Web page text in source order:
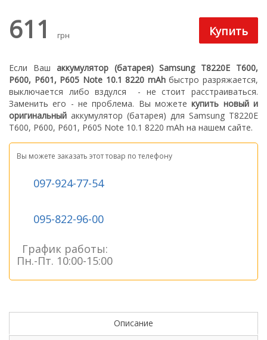
611 грн
Если Ваш аккумулятор (батарея) Samsung T8220E T600,
P600, P601, P605 Note 10.1 8220 mAhбыстро разряжается,
выключается либо вздулся
- не стоит расстраиваться.
Заменить его - не проблема. Вы можетекупить новый и
оригинальный аккумулятор (батарея) для Samsung T8220E
T600, P600, P601, P605 Note 10.1 8220 mAh на нашем сайте.
Вы можете заказать этот товар по телефону
097-924-77-54
095-822-96-00
График работы:
Пн.-Пт. 10:00-15:00
Описание